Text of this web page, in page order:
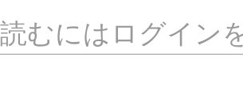
むにはログイン